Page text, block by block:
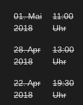
01. Mai
2018
11:00
Uhr
28. Apr
2018
13:00
Uhr
22. Apr
2018
19:30
Uhr